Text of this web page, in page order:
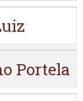
Portela